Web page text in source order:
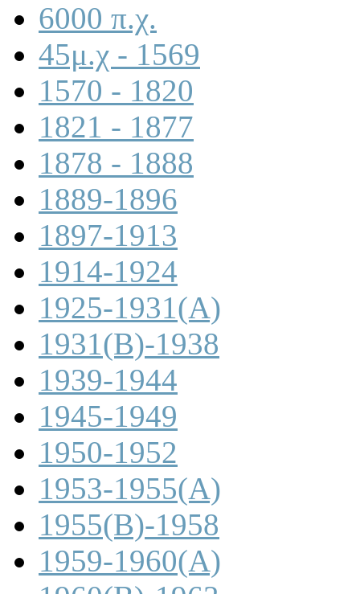
6000 π.χ.
45μ.χ - 1569
1570 - 1820
1821 - 1877
1878 - 1888
1889-1896
1897-1913
1914-1924
1925-1931(A)
1931(B)-1938
1939-1944
1945-1949
1950-1952
1953-1955(A)
1955(B)-1958
1959-1960(A)